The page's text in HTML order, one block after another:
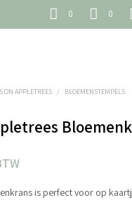
0 0
ON APPLETREES / BLOEMENSTEMPELS
is perfect voor op